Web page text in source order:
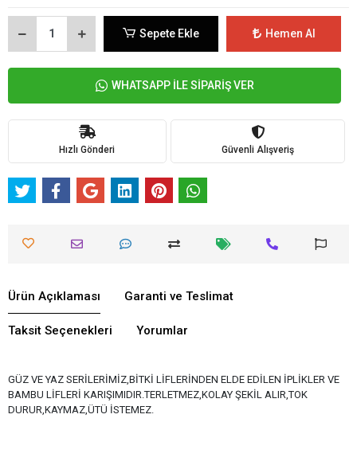
Sepete Ekle Hemen Al
WHATSAPP İLE SİPARİŞ VER
Hızlı Gönderi Güvenli Alışveriş
Ürün Açıklaması Garanti ve Teslimat
Taksit Seçenekleri Yorumlar
GÜZ VE YAZ SERİLERİMİZ,BİTKİ LİFLERİNDEN ELDE EDİLEN İPLİKLER VE
BAMBU LİFLERİ KARIŞIMIDIR.TERLETMEZ,KOLAY ŞEKİL ALIR,TOK
DURUR,KAYMAZ,ÜTÜ İSTEMEZ.